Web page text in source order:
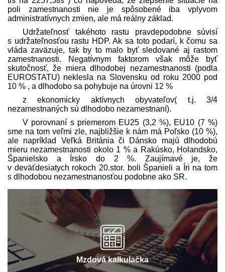
poli zamestnanosti nie je spôsobené iba vplyvom
administratívnych zmien, ale má reálny základ.
Udržateľnosť takéhoto rastu pravdepodobne súvisí
s udržateľnosťou rastu HDP. Ak sa toto podarí, k čomu sa
vláda zaväzuje, tak by to malo byť sledované aj rastom
zamestnanosti. Negatívnym faktorom však môže byť
skutočnosť, že miera dlhodobej nezamestnanosti (podla
EUROSTATU) neklesla na Slovensku od roku 2000 pod
10 % , a dlhodobo sa pohybuje na úrovni 12 %
z ekonomicky aktívnych obyvateľov( t.j. 3/4
nezamestnaných sú dlhodobo nezamestnaní).
V porovnaní s priemerom EU25 (3,2 %), EU10 (7 %)
sme na tom veľmi zle, najbližšie k nám má Poľsko (10 %),
ale napríklad Veľká Británia či Dánsko majú dlhodobú
mieru nezamestnanosti okolo 1 % a Rakúsko, Holandsko,
Španielsko a Írsko do 2 %. Zaujímavé je, že
v deväťdesiatych rokoch 20.stor. boli Španieli a Íri na tom
s dlhodobou nezamestnanosťou podobne ako SR.
Mzdová kalkulačka